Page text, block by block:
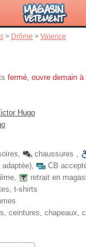
> Drôme > Valence
fermé, ouvre demain à
Hugo
, chaussures ,
adaptée), CB
,
retrait en
t-shirts
ceintures, chapeaux,